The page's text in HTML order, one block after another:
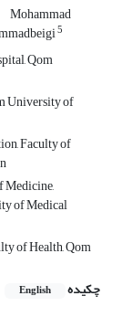
Mohammad
5
Qom
University of
Faculty of
Medicine,
of Medical
of Health, Qom
چکیده
English